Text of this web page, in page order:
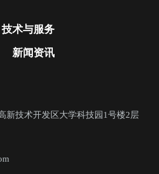
技术与服务
新闻资讯
新技术开发区大学科技园1号楼2层